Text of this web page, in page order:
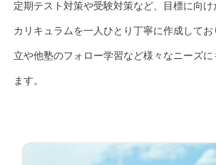
定期テスト対策や受験対策など、目標に向
カリキュラムを一人ひとり丁寧に作成して
立や他塾のフォロー学習など様々なニーズ
ます。